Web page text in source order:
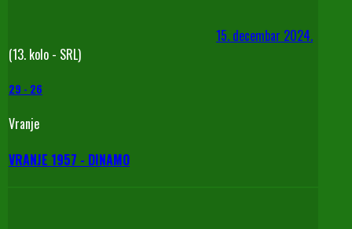
15. decembar 2024.
(13. kolo - SRL)
29 - 26
Vranje
VRANJE 1957 - DINAMO